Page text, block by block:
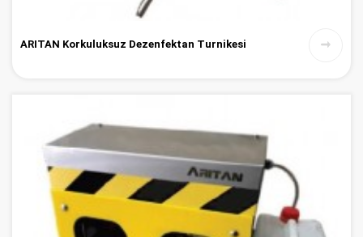
ARITAN Korkuluksuz Dezenfektan Turnikesi